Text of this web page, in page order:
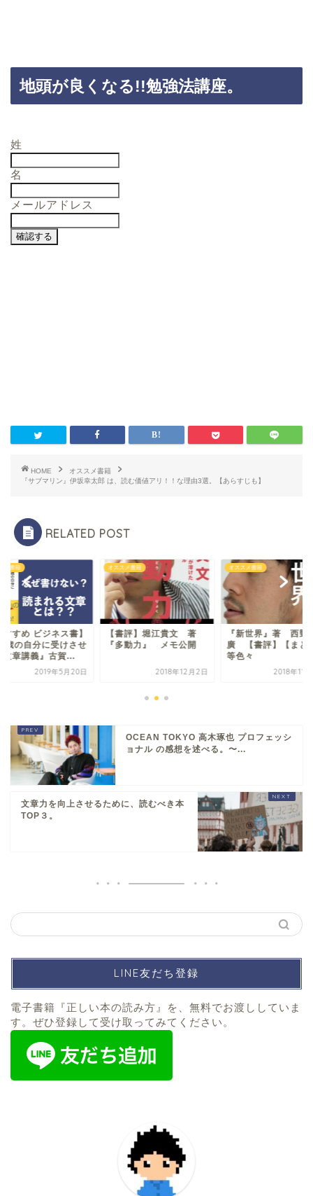
地頭が良くなる!!勉強法講座。
姓
名
メールアドレス
HOME
オススメ書籍
『サブマリン』伊坂幸太郎 は、読む価値アリ！！な理由3選。【あらすじも】
RELATED POST
メ書籍
すすめ ビジネス書】
歳の自分に受けさせ
文章講義』古賀...
2019年5月20日
オススメ書籍
【書評】堀江貴文 著
『多動力』 メモ公開
2018年12月2日
オススメ書籍
『新世界』著 西野
廣 【書評】【まと
等色々
2018年11
OCEAN TOKYO 高木琢也 プロフェッシ
ョナル の感想を述べる。〜...
文章力を向上させるために、読むべき本
TOP３。
LINE友だち登録
電子書籍『正しい本の読み方』を、無料でお渡ししていま
す。ぜひ登録して受け取ってみてください。